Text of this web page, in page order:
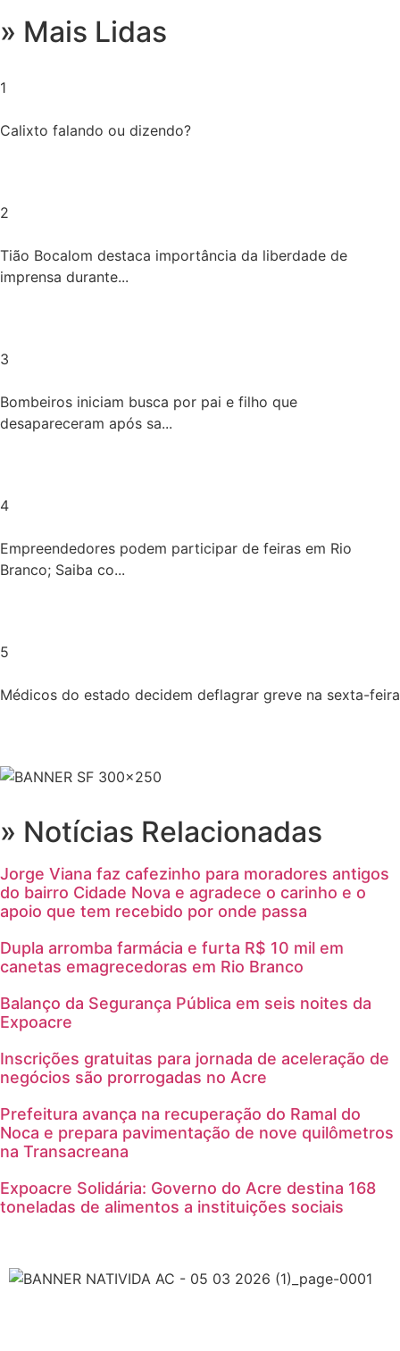
» Mais Lidas
1
Calixto falando ou dizendo?
2
Tião Bocalom destaca importância da liberdade de
imprensa durante...
3
Bombeiros iniciam busca por pai e filho que
desapareceram após sa...
4
Empreendedores podem participar de feiras em Rio
Branco; Saiba co...
5
Médicos do estado decidem deflagrar greve na sexta-feira
» Notícias Relacionadas
Jorge Viana faz cafezinho para moradores antigos
do bairro Cidade Nova e agradece o carinho e o
apoio que tem recebido por onde passa
Dupla arromba farmácia e furta R$ 10 mil em
canetas emagrecedoras em Rio Branco
Balanço da Segurança Pública em seis noites da
Expoacre
Inscrições gratuitas para jornada de aceleração de
negócios são prorrogadas no Acre
Prefeitura avança na recuperação do Ramal do
Noca e prepara pavimentação de nove quilômetros
na Transacreana
Expoacre Solidária: Governo do Acre destina 168
toneladas de alimentos a instituições sociais